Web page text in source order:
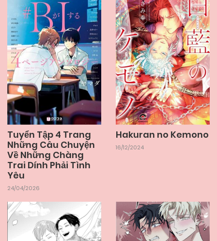
Tuyển Tập 4 Trang
Những Câu Chuyện
Về Những Chàng
Trai Dính Phải Tình
Yêu
24/04/2026
Hakuran no Kemono
16/12/2024